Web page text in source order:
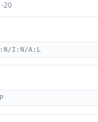
20
I:N/A:L